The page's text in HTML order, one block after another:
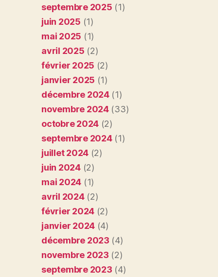
septembre 2025 (1)
juin 2025 (1)
mai 2025 (1)
avril 2025 (2)
février 2025 (2)
janvier 2025 (1)
décembre 2024(1)
novembre 2024(33)
octobre 2024(2)
septembre 2024(1)
juillet 2024(2)
juin 2024(2)
mai 2024 (1)
avril 2024(2)
février 2024(2)
janvier 2024(4)
décembre 2023 (4)
novembre 2023 (2)
septembre 2023 (4)